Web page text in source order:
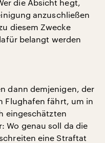
die Absicht hegt,
anzuschließen
diesem Zwecke
belangt werden
dann demjenigen, der
Flughafen fährt, um in
eingeschätzten
Wo genau soll da die
eine Straftat